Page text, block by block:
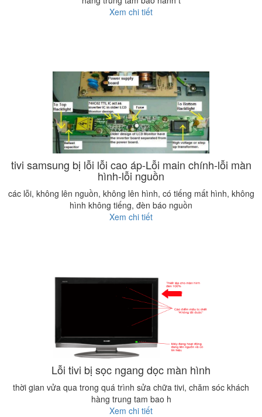
Xem chi tiết
tivi samsung bị lỗi lỗi cao áp-Lỗi main chính-lỗi màn
hình-lỗi nguồn
các lỗi, không lên nguồn, không lên hình, có tiếng mất hình, không
hình không tiếng, đèn báo nguồn
Xem chi tiết
Lỗi tivi bị sọc ngang dọc màn hình
thời gian vửa qua trong quá trình sửa chữa tivi, chăm sóc khách
hàng trung tam bao h
Xem chi tiết